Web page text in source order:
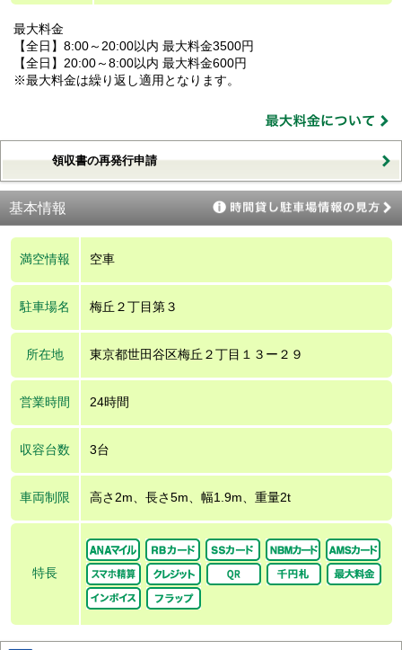
最大料金
【全日】8:00～20:00以内 最大料金3500円
【全日】20:00～8:00以内 最大料金600円
※最大料金は繰り返し適用となります。
領収書の再発行申請
基本情報
満空情報 空車
駐車場名 梅丘２丁目第３
所在地 東京都世田谷区梅丘２丁目１３ー２９
営業時間 24時間
収容台数 3台
車両制限 高さ2m、長さ5m、幅1.9m、重量2t
特長